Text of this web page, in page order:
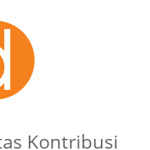
Kontribusi